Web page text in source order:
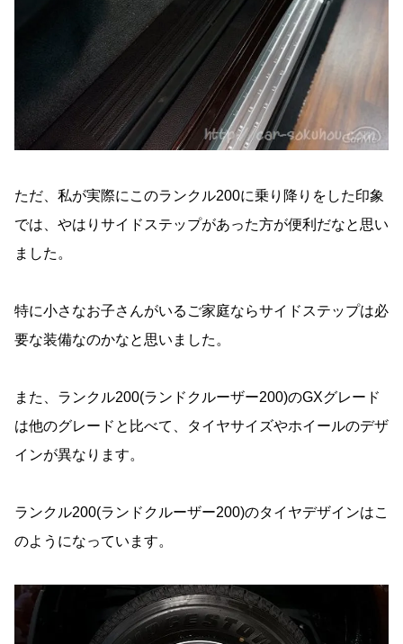
ただ、私が実際にこのランクル200に乗り降りをした印象
では、やはりサイドステップがあった方が便利だなと思い
ました。
特に小さなお子さんがいるご家庭ならサイドステップは必
要な装備なのかなと思いました。
また、ランクル200(ランドクルーザー200)のGXグレード
は他のグレードと比べて、タイヤサイズやホイールのデザ
インが異なります。
ランクル200(ランドクルーザー200)のタイヤデザインはこ
のようになっています。